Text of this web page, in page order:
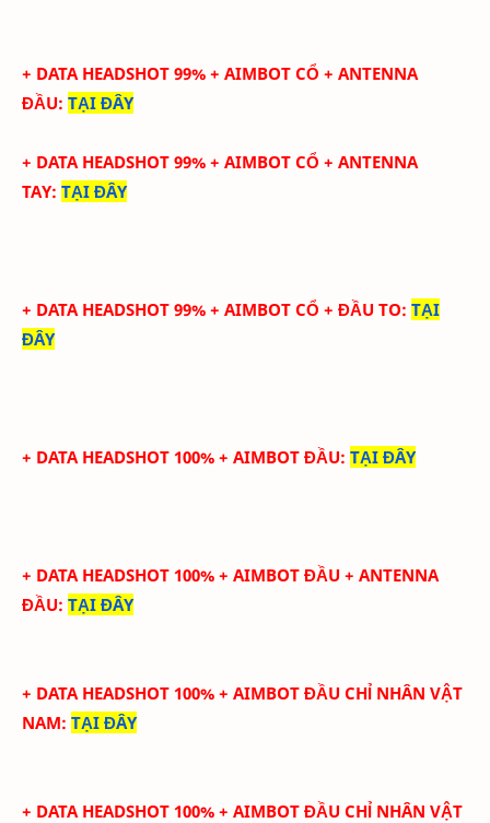
+ DATA HEADSHOT 99% + AIMBOT CỔ + ANTENNA
ĐẦU: TẠI ĐÂY
+ DATA HEADSHOT 99% + AIMBOT CỔ + ANTENNA
TAY: TẠI ĐÂY
+ DATA HEADSHOT 99% + AIMBOT CỔ + ĐẦU TO: TẠI
ĐÂY
+ DATA HEADSHOT 100% + AIMBOT ĐẦU: TẠI ĐÂY
+ DATA HEADSHOT 100% + AIMBOT ĐẦU + ANTENNA
ĐẦU: TẠI ĐÂY
+ DATA HEADSHOT 100% + AIMBOT ĐẦU CHỈ NHÂN VẬT
NAM: TẠI ĐÂY
+ DATA HEADSHOT 100% + AIMBOT ĐẦU CHỈ NHÂN VẬT